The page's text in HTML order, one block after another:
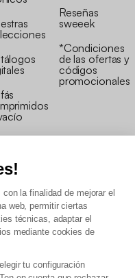
la finalidad de mejorar el
web, permitir ciertas
técnicas, adaptar el
mediante cookies de
tu configuración
Reseñas
sweeek
*Condiciones
de las ofertas y
códigos
promocionales
y cookies